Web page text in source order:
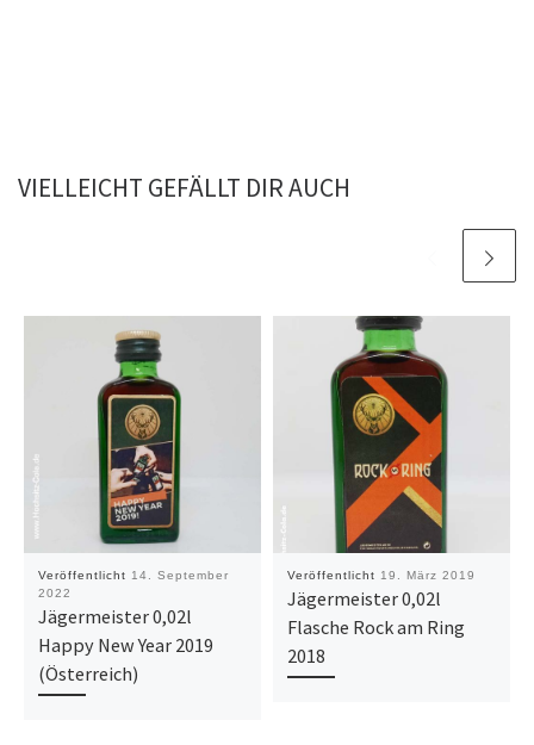
VIELLEICHT GEFÄLLT DIR AUCH
Veröffentlicht 14. September
2022
Jägermeister 0,02l
Happy New Year 2019
(Österreich)
Veröffentlicht 19. März 2019
Jägermeister 0,02l
Flasche Rock am Ring
2018